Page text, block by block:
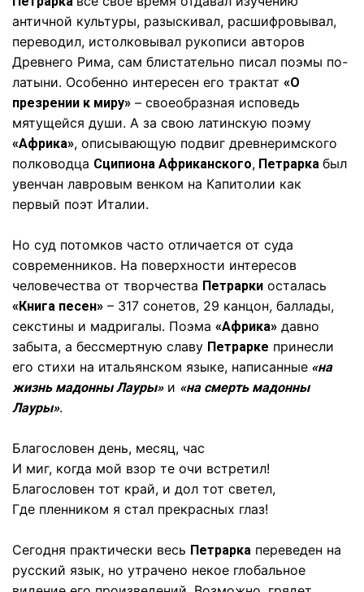
античной культуры, разыскивал, расшифровывал,
переводил, истолковывал рукописи авторов
Древнего Рима, сам блистательно писал поэмы по-
латыни. Особенно интересен его трактат «О
презрении к миру» – своеобразная исповедь
мятущейся души. А за свою латинскую поэму
«Африка», описывающую подвиг древнеримского
полководца Сципиона Африканского, Петрарка был
увенчан лавровым венком на Капитолии как
первый поэт Италии.
Но суд потомков часто отличается от суда
современников. На поверхности интересов
человечества от творчества Петрарки осталась
«Книга песен» – 317 сонетов, 29 канцон, баллады,
секстины и мадригалы. Поэма «Африка» давно
забыта, а бессмертную славу Петрарке принесли
его стихи на итальянском языке, написанные «на
жизнь мадонны Лауры»и «на смерть мадонны
Лауры».
Благословен день, месяц, час
И миг, когда мой взор те очи встретил!
Благословен тот край, и дол тот светел,
Где пленником я стал прекрасных глаз!
Сегодня практически весь Петрарка переведен на
русский язык, но утрачено некое глобальное